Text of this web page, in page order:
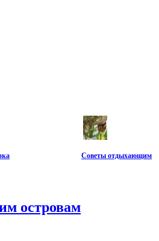
Советы отдыхающим
островам